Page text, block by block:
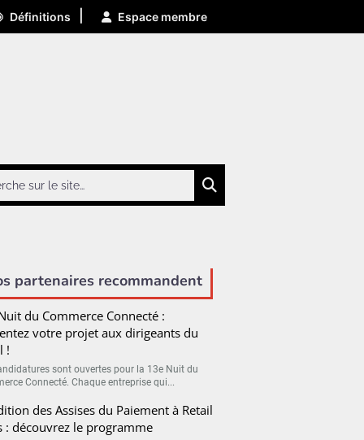
Définitions Espace membre
partenaires recommandent
du Commerce Connecté :
votre projet aux dirigeants du
!
sont ouvertes pour la 13e Nuit du
Connecté. Chaque entreprise qui...
des Assises du Paiement à Retail
: découvrez le programme